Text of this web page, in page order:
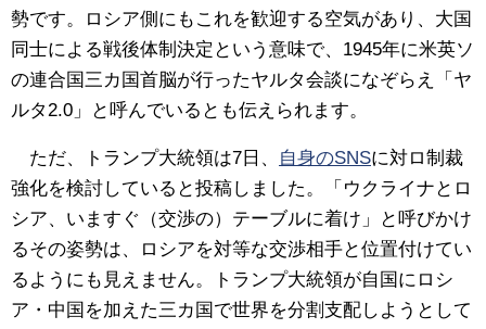
勢です。ロシア側にもこれを歓迎する空気があり、大国
同士による戦後体制決定という意味で、1945年に米英ソ
の連合国三カ国首脳が行ったヤルタ会談になぞらえ「ヤ
ルタ2.0」と呼んでいるとも伝えられます。
ただ、トランプ大統領は7日、 自身のSNSに対ロ制裁
強化を検討していると投稿しました。「ウクライナとロ
シア、いますぐ（交渉の）テーブルに着け」と呼びかけ
るその姿勢は、ロシアを対等な交渉相手と位置付けてい
るようにも見えません。トランプ大統領が自国にロシ
ア・中国を加えた三カ国で世界を分割支配しようとして